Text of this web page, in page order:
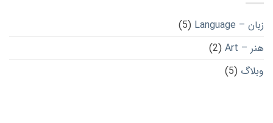
زبان – Language
(5)
هنر – Art
(2)
وبلاگ (5)